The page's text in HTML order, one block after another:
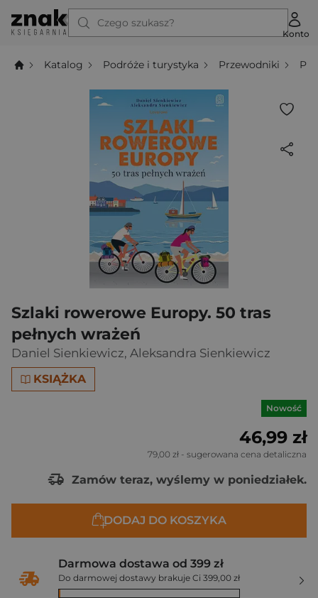
Czego szukasz?
Konto
Katalog Podróże i turystyka Przewodniki
Szlaki rowerowe Europy. 50 tras
pełnych wrażeń
Daniel Sienkiewicz, Aleksandra Sienkiewicz
KSIĄŻKA
Nowość
46,99 zł
79,00 zł - sugerowana cena detaliczna
Zamów teraz, wyślemy w poniedziałek.
DODAJ DO KOSZYKA
Darmowa dostawa od 399 zł
Do darmowej dostawy brakuje Ci 399,00 zł